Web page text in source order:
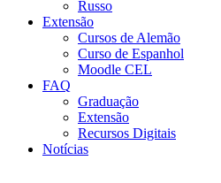
Russo
Extensão
Cursos de Alemão
Curso de Espanhol
Moodle CEL
FAQ
Graduação
Extensão
Recursos Digitais
Notícias